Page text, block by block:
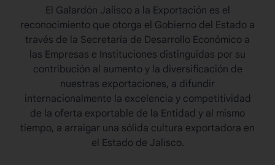
El Galardón Jalisco a la Exportación es el
reconocimiento que otorga el Gobierno del Estado a
través de la Secretaría de Desarrollo Económico a
las Empresas e Instituciones distinguidas por su
contribución al aumento y la diversificación de
nuestras exportaciones, a difundir
internacionalmente la excelencia y competitividad
de la oferta exportable de la Entidad y al mismo
tiempo, a arraigar una sólida cultura exportadora en
el Estado de Jalisco.